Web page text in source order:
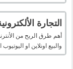
التجارة
أهم طرق الربح من
والبيع اونلاين او